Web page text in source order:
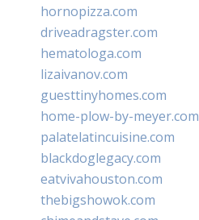
hornopizza.com
driveadragster.com
hematologa.com
lizaivanov.com
guesttinyhomes.com
home-plow-by-meyer.com
palatelatincuisine.com
blackdoglegacy.com
eatvivahouston.com
thebigshowok.com